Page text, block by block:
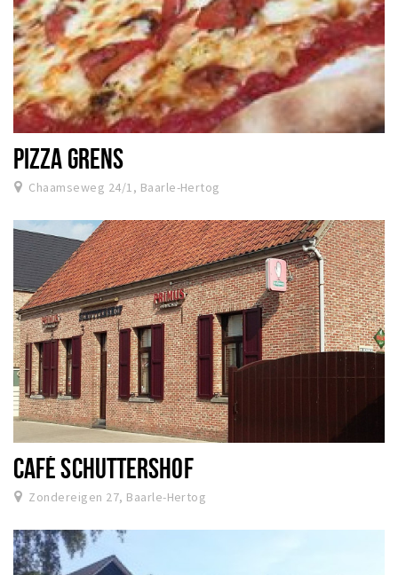
PIZZA GRENS
Chaamseweg 24/1, Baarle-Hertog
CAFÉ SCHUTTERSHOF
Zondereigen 27, Baarle-Hertog